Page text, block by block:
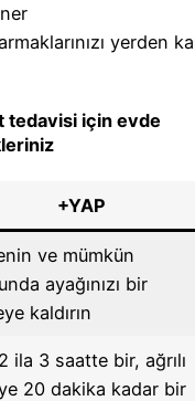
yerden
tedavisi için evde
+YAP
ve mümkün
ayağınızı bir
kaldırın
ila 3 saatte bir, ağrılı
20 dakika kadar bir